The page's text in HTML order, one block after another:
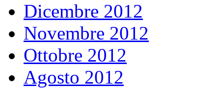
Dicembre 2012
Novembre 2012
Ottobre 2012
Agosto 2012